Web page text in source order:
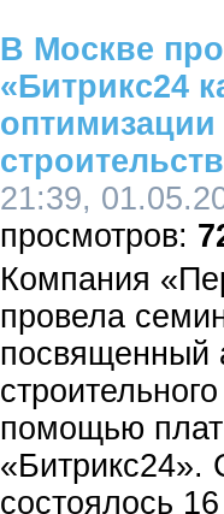
В Москве
«Битрикс24
оптимизации
21:39,
Компания
провела
посвященный
помощью
«Битрикс24».
состоялось